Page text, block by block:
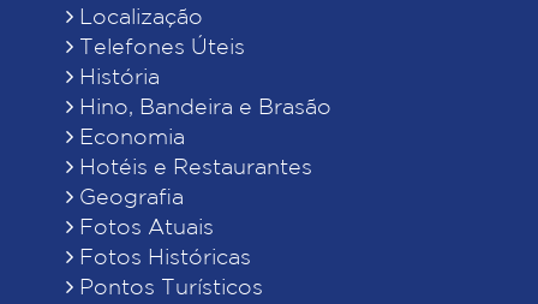
Localização
Telefones Úteis
História
Hino, Bandeira e Brasão
Economia
Hotéis e Restaurantes
Geografia
Fotos Atuais
Fotos Históricas
Pontos Turísticos